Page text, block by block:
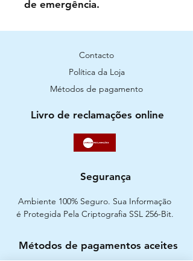
de emergência.
Contacto
Política da Loja
Métodos de pagamento
Livro de reclamações online
Segurança
Ambiente 100% Seguro. Sua Informação
é Protegida Pela Criptografia SSL 256-Bit.
Métodos de pagamentos aceites